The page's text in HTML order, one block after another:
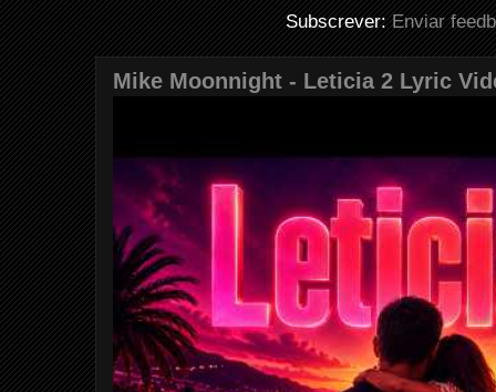
Subscrever:Enviar
Mike Moonnight - Leticia 2 Lyric